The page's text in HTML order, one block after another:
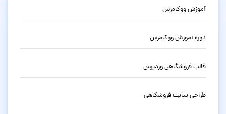
آموزش ووکامرس
دوره آموزش ووکامرس
قالب فروشگاهی وردپرس
طراحی سایت فروشگاهی